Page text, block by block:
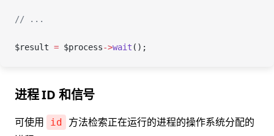
// ...
$result = $process->wait ();
进程 ID 和信号
可使用 id
方法检索正在运行的进程的操作系统分配的